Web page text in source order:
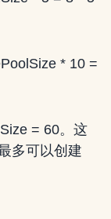
* 10 =
= 60。这
多可以创建